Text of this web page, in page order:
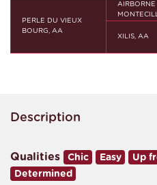
PERLE DU VIEUX
BOURG, AA
AIRBORNE
XILIS, AA
Description
Qualities Chic Easy Up
Determined